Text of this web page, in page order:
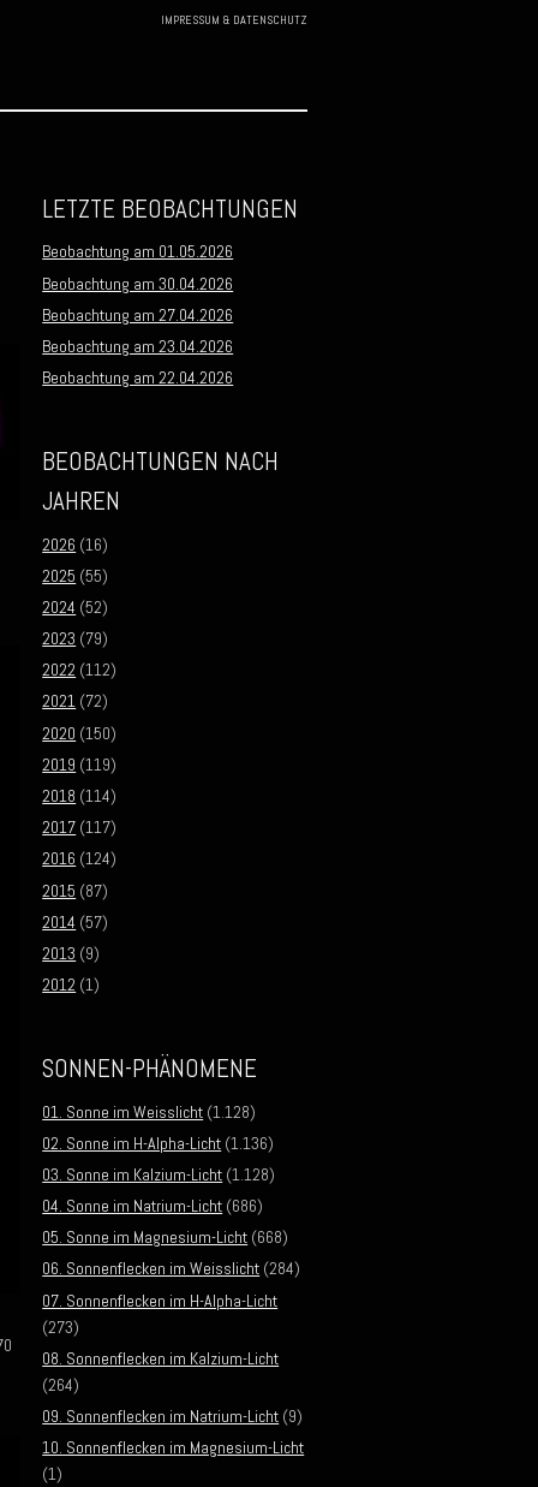
IMPRESSUM & DATENSCHUTZ
LETZTE BEOBACHTUNGEN
Beobachtung am 01.05.2026
Beobachtung am 30.04.2026
Beobachtung am 27.04.2026
Beobachtung am 23.04.2026
Beobachtung am 22.04.2026
BEOBACHTUNGEN NACH
JAHREN
2026 (16)
2025 (55)
2024 (52)
2023 (79)
2022 (112)
2021 (72)
2020 (150)
2019 (119)
2018 (114)
2017 (117)
2016 (124)
2015 (87)
2014 (57)
2013 (9)
2012 (1)
SONNEN-PHÄNOMENE
01. Sonne im Weisslicht (1.128)
02. Sonne im H-Alpha-Licht (1.136)
03. Sonne im Kalzium-Licht (1.128)
04. Sonne im Natrium-Licht (686)
05. Sonne im Magnesium-Licht (668)
06. Sonnenflecken im Weisslicht (284)
07. Sonnenflecken im H-Alpha-Licht
(273)
08. Sonnenflecken im Kalzium-Licht
(264)
09. Sonnenflecken im Natrium-Licht (9)
10. Sonnenflecken im Magnesium-Licht
(1)